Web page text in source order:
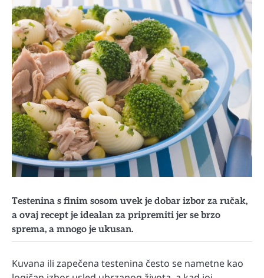
Testenina s finim sosom uvek je dobar izbor za ručak,
a ovaj recept je idealan za pripremiti jer se brzo
sprema, a mnogo je ukusan.
Kuvana ili zapečena testenina često se nametne kao